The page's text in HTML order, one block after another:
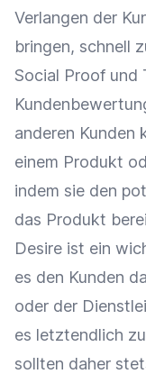
Verlangen der
bringen, schnell
Social Proof und
anderen Kunden
einem Produkt
indem sie den
das Produkt
Desire ist ein
es den Kunden
oder der
es letztendlich
sollten daher